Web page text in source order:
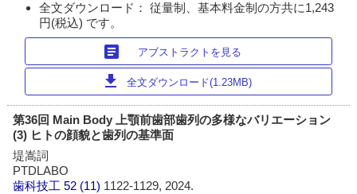
全文ダウンロード： 従量制、基本料金制の方共に1,243
円(税込) です。
article アブストラクトを見る
download 全文ダウンロード(1.23MB)
第36回 Main Body 上顎前歯部歯列の多様なバリエーション
(3) ヒトの顔貌と歯列の基準面
堤嵩詞
PTDLABO
歯科技工 52 (11) 1122-1129, 2024.